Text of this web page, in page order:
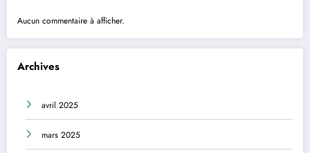
Aucun commentaire à afficher.
Archives
avril 2025
mars 2025